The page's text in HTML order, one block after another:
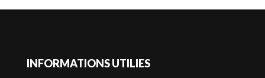
INFORMATIONS UTILIES